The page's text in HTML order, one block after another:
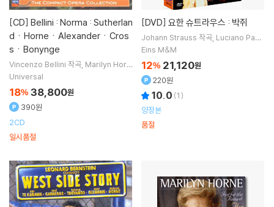
[CD] Bellini : Norma : Sutherlan
dㆍHorneㆍAlexanderㆍCros
sㆍBonynge
Vincenzo Bellini 작곡 Marilyn Horn
e노래 Joan Sutherland
Universal
18% 38,800원
390원
2CD
일시품절
[DVD] 요한 슈트라우스 : 박쥐
Johann Strauss 작곡 Luciano Pava
rotti Joan Sutherland
Eins M&M
12% 21,120원
220원
10.0 (1)
양장본
품절